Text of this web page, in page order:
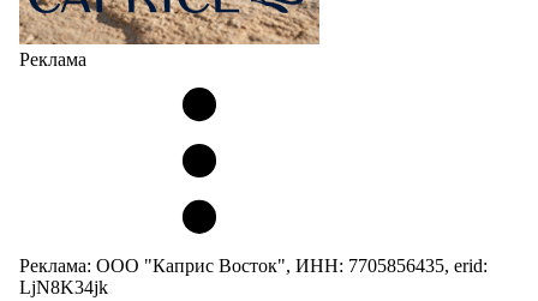
Реклама
Реклама: ООО "Каприс Восток", ИНН: 7705856435, erid:
LjN8K34jk